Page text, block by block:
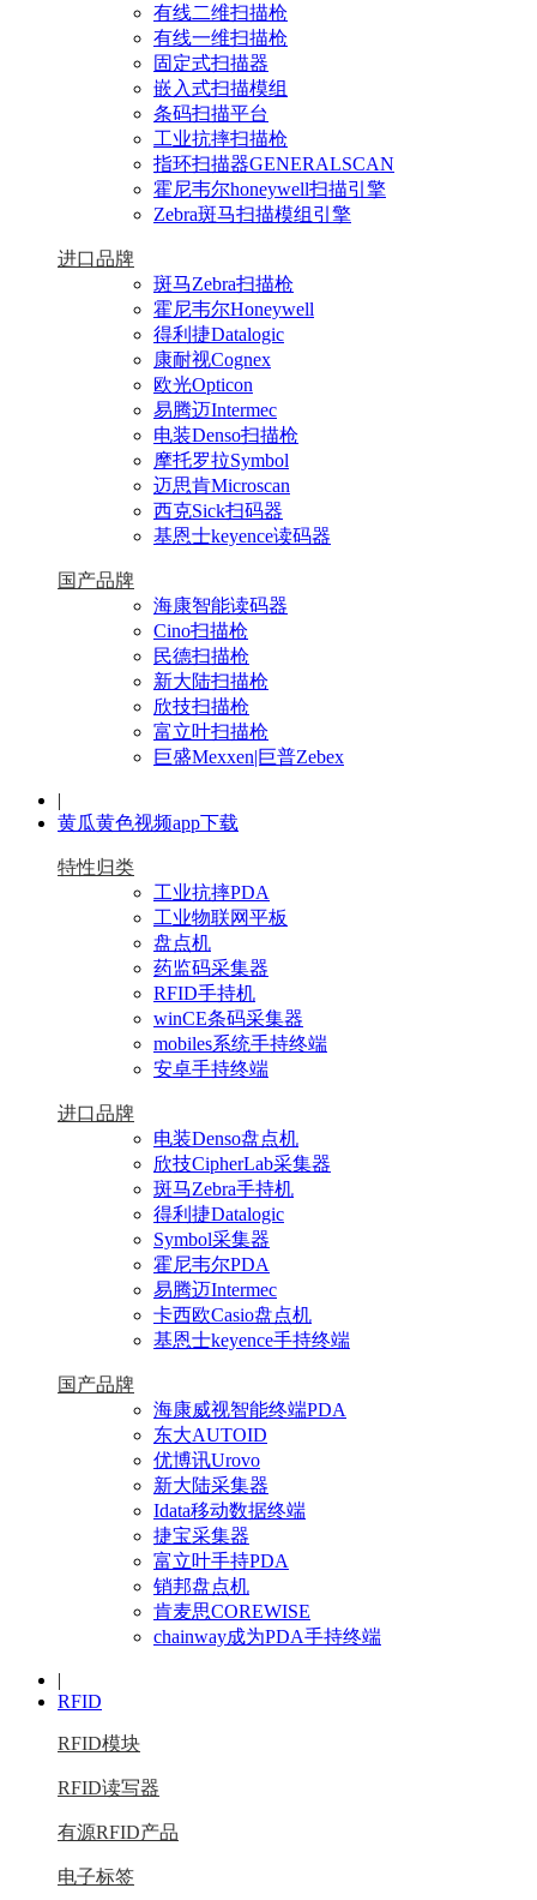
有线二维扫描枪
有线一维扫描枪
固定式扫描器
嵌入式扫描模组
条码扫描平台
工业抗摔扫描枪
指环扫描器GENERALSCAN
霍尼韦尔honeywell扫描引擎
Zebra斑马扫描模组引擎
进口品牌
斑马Zebra扫描枪
霍尼韦尔Honeywell
得利捷Datalogic
康耐视Cognex
欧光Opticon
易腾迈Intermec
电装Denso扫描枪
摩托罗拉Symbol
迈思肯Microscan
西克Sick扫码器
基恩士keyence读码器
国产品牌
海康智能读码器
Cino扫描枪
民德扫描枪
新大陆扫描枪
欣技扫描枪
富立叶扫描枪
巨盛Mexxen|巨普Zebex
|
黄瓜黄色视频app下载
特性归类
工业抗摔PDA
工业物联网平板
盘点机
药监码采集器
RFID手持机
winCE条码采集器
mobiles系统手持终端
安卓手持终端
进口品牌
电装Denso盘点机
欣技CipherLab采集器
斑马Zebra手持机
得利捷Datalogic
Symbol采集器
霍尼韦尔PDA
易腾迈Intermec
卡西欧Casio盘点机
基恩士keyence手持终端
国产品牌
海康威视智能终端PDA
东大AUTOID
优博讯Urovo
新大陆采集器
Idata移动数据终端
捷宝采集器
富立叶手持PDA
销邦盘点机
肯麦思COREWISE
chainway成为PDA手持终端
|
RFID
RFID模块
RFID读写器
有源RFID产品
电子标签